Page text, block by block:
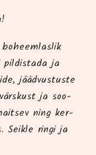
pil­dis­ta­da ja
jääd­vus­tus­te
ja soo­
ning ker­
Seik­le rin­gi ja